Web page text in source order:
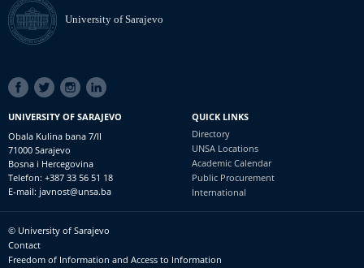
University of Sarajevo
SOCIAL
LINKS
UNIVERSITY OF SARAJEVO
Obala Kulina bana 7/II
71000 Sarajevo
Bosna i Hercegovina
Telefon: +387 33 56 51 18
E-mail: javnost@unsa.ba
QUICK LINKS
Directory
UNSA Locations
Academic Calendar
Public Procurement
International
Footer
meni
© University of Sarajevo
Contact
Freedom of Information and Access to Information